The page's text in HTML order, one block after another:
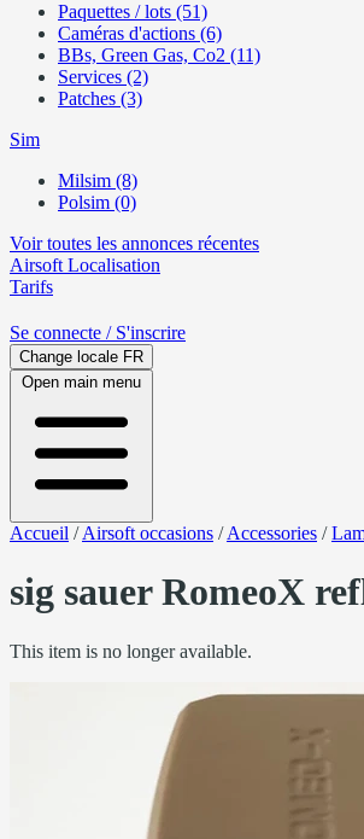
Paquettes / lots (51)
Caméras d'actions (6)
BBs, Green Gas, Co2 (11)
Services (2)
Patches (3)
Sim
Milsim (8)
Polsim (0)
Voir toutes les annonces récentes
Airsoft Localisation
Tarifs
Se connecte / S'inscrire
Change locale FR
Open main menu
Accueil /Airsoft occasions /Accessories /
sig sauer RomeoX
This item is no longer available.